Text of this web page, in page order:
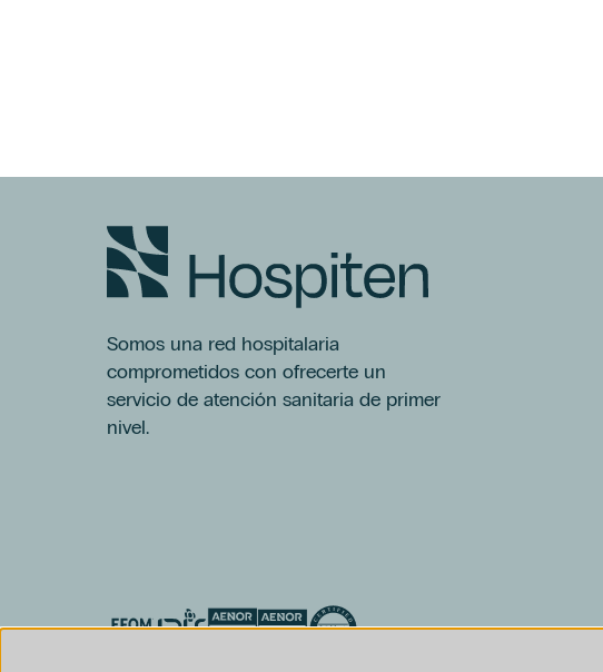
Somos una red hospitalaria
comprometidos con ofrecerte un
servicio de atención sanitaria de primer
nivel.